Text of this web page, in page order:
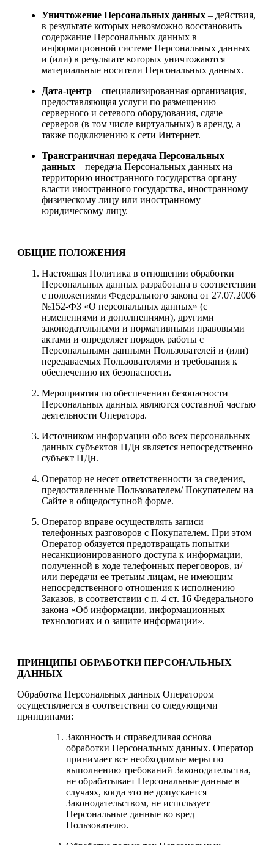
Уничтожение Персональных данных – действия,
в результате которых невозможно восстановить
содержание Персональных данных в
информационной системе Персональных данных
и (или) в результате которых уничтожаются
материальные носители Персональных данных.
Дата-центр – специализированная организация,
предоставляющая услуги по размещению
серверного и сетевого оборудования, сдаче
серверов (в том числе виртуальных) в аренду, а
также подключению к сети Интернет.
Трансграничная передача Персональных
данных – передача Персональных данных на
территорию иностранного государства органу
власти иностранного государства, иностранному
физическому лицу или иностранному
юридическому лицу.
ОБЩИЕ ПОЛОЖЕНИЯ
Настоящая Политика в отношении обработки
Персональных данных разработана в соответствии
с положениями Федерального закона от 27.07.2006
№152-ФЗ «О персональных данных» (с
изменениями и дополнениями), другими
законодательными и нормативными правовыми
актами и определяет порядок работы с
Персональными данными Пользователей и (или)
передаваемых Пользователями и требования к
обеспечению их безопасности.
Мероприятия по обеспечению безопасности
Персональных данных являются составной частью
деятельности Оператора.
Источником информации обо всех персональных
данных субъектов ПДн является непосредственно
субъект ПДн.
Оператор не несет ответственности за сведения,
предоставленные Пользователем/ Покупателем на
Сайте в общедоступной форме.
Оператор вправе осуществлять записи
телефонных разговоров с Покупателем. При этом
Оператор обязуется предотвращать попытки
несанкционированного доступа к информации,
полученной в ходе телефонных переговоров, и/
или передачи ее третьим лицам, не имеющим
непосредственного отношения к исполнению
Заказов, в соответствии с п. 4 ст. 16 Федерального
закона «Об информации, информационных
технологиях и о защите информации».
ПРИНЦИПЫ ОБРАБОТКИ ПЕРСОНАЛЬНЫХ
ДАННЫХ
Обработка Персональных данных Оператором
осуществляется в соответствии со следующими
принципами:
Законность и справедливая основа
обработки Персональных данных. Оператор
принимает все необходимые меры по
выполнению требований Законодательства,
не обрабатывает Персональные данные в
случаях, когда это не допускается
Законодательством, не использует
Персональные данные во вред
Пользователю.